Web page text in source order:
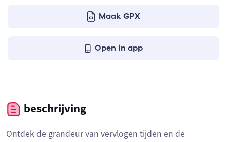
Maak GPX
Open in app
beschrijving
Ontdek de grandeur van vervlogen tijden en de